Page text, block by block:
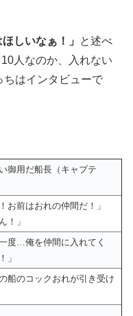
ほしいなぁ！」
と述べ
人なのか、入れない
ちはインタビューで
い御用だ船長（キャプテ
お前はおれの仲間だ！」
！」
一度…俺を仲間に入れてく
」
の船のコックおれが引き受け